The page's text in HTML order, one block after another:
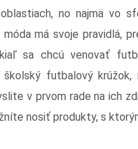
no najmä vo
má svoje pravidlá,
sa chcú venovať
školský futbalový
v prvom rade na ich
nosiť produkty, s